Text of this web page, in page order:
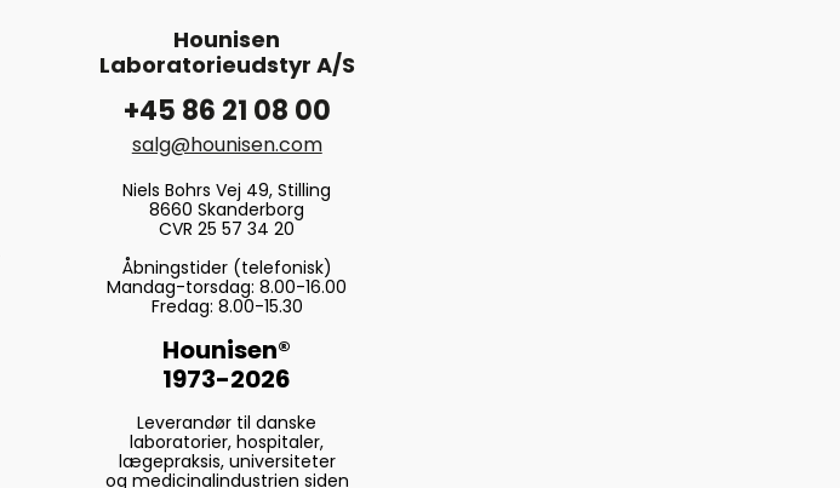
Hounisen
Laboratorieudstyr A/S
+45 86 21 08 00
salg@hounisen.com
Niels Bohrs Vej 49, Stilling
8660 Skanderborg
CVR 25 57 34 20
Åbningstider (telefonisk)
Mandag-torsdag: 8.00-16.00
Fredag: 8.00-15.30
Hounisen®
1973-2026
Leverandør til danske
laboratorier, hospitaler,
lægepraksis, universiteter
og medicinalindustrien siden